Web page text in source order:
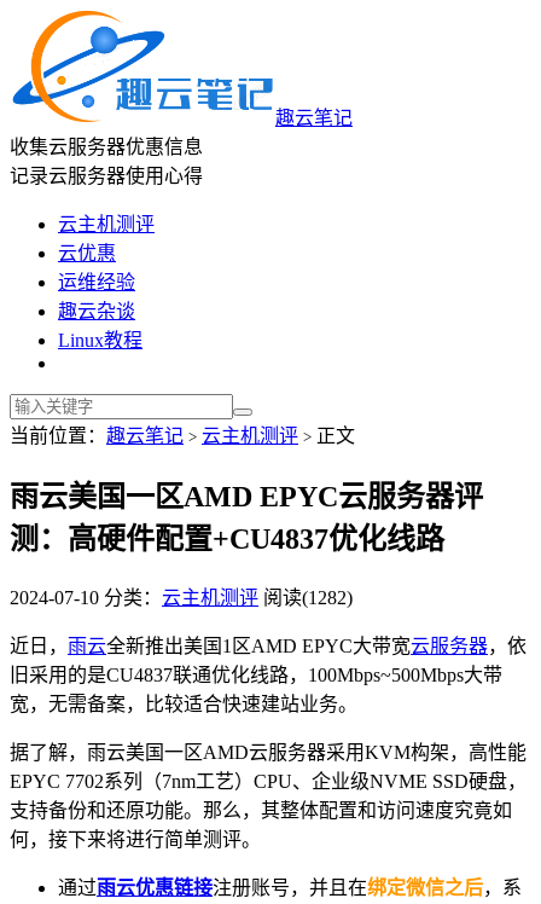
趣云笔记
收集云服务器优惠信息
记录云服务器使用心得
云主机测评
云优惠
运维经验
趣云杂谈
Linux教程
当前位置： 趣云笔记 > 云主机测评 > 正文
雨云美国一区AMD EPYC云服务器评
测：高硬件配置+CU4837优化线路
2024-07-10 分类： 云主机测评 阅读(1282)
近日， 雨云全新推出美国1区AMD EPYC大带宽云服务器，依
旧采用的是CU4837联通优化线路，100Mbps~500Mbps大带
宽，无需备案，比较适合快速建站业务。
据了解，雨云美国一区AMD云服务器采用KVM构架，高性能
EPYC 7702系列（7nm工艺）CPU、企业级NVME SSD硬盘，
支持备份和还原功能。那么，其整体配置和访问速度究竟如
何，接下来将进行简单测评。
通过雨云优惠链接注册账号，并且在绑定微信之后，系